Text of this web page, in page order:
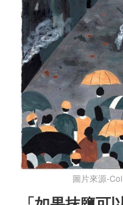
圖片來源-